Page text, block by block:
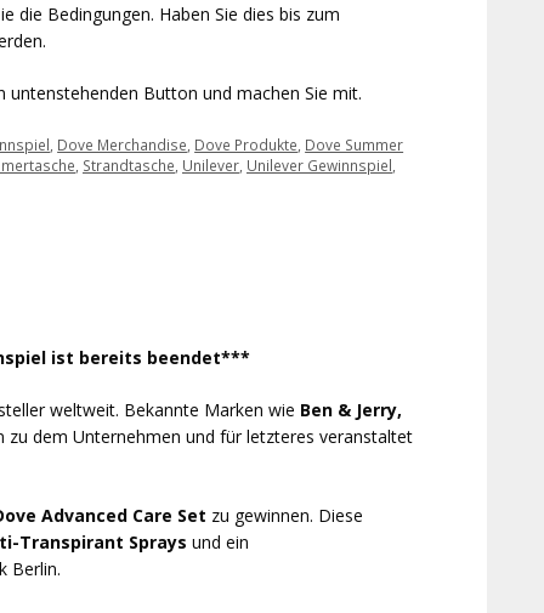
die Bedingungen. Haben Sie dies bis zum
untenstehenden Button und machen Sie mit.
, Dove Merchandise, Dove Produkte, Dove Summer
, Strandtasche, Unilever, Unilever Gewinnspiel,
ist bereits beendet***
weltweit. Bekannte Marken wie Ben & Jerry,
dem Unternehmen und für letzteres veranstaltet
Advanced Care Set zu gewinnen. Diese
Transpirant Sprays und ein
Berlin.